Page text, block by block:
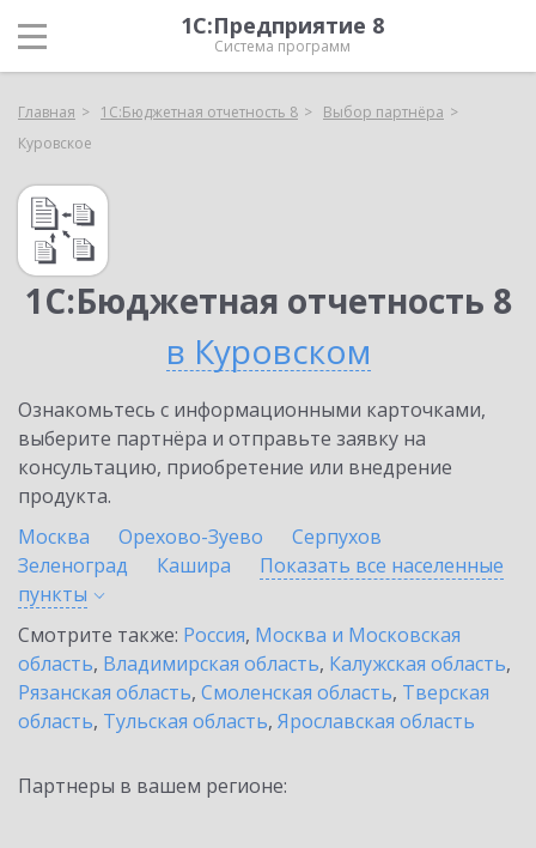
1С:Предприятие 8
Система программ
Главная 1С:Бюджетная отчетность 8
Выбор партнёра
Куровское
1С:Бюджетная отчетность 8
в Куровском
Ознакомьтесь с информационными карточками,
выберите партнёра и отправьте заявку на
консультацию, приобретение или внедрение
продукта.
Москва
Орехово-Зуево
Серпухов
Зеленоград
Кашира
Показать все населенные
пункты
Смотрите также: Россия, Москва и Московская
область, Владимирская область, Калужская область,
Рязанская область, Смоленская область, Тверская
область, Тульская область, Ярославская область
Партнеры в вашем регионе: